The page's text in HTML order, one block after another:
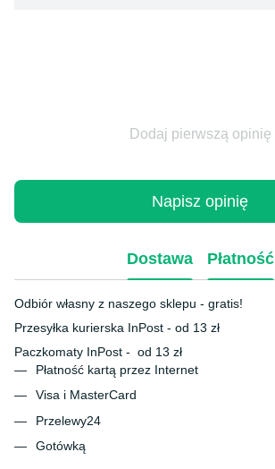
Dodaj pierwszą opinię
Napisz opinię
Dostawa Płatność
Odbiór własny z naszego sklepu - gratis!
Przesyłka kurierska InPost - od 13 zł
Paczkomaty InPost - od 13 zł
Płatność kartą przez Internet
Visa i MasterCard
Przelewy24
Gotówką